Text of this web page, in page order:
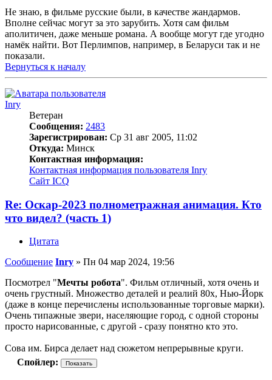
Не знаю, в фильме русские были, в качестве жандармов.
Вполне сейчас могут за это зарубить. Хотя сам фильм
аполитичен, даже меньше романа. А вообще могут где угодно
намёк найти. Вот Перлимпов, например, в Беларуси так и не
показали.
Вернуться к началу
Inry
Ветеран
Сообщения: 2483
Зарегистрирован: Ср 31 авг 2005, 11:02
Откуда: Минск
Контактная информация:
Контактная информация пользователя Inry
Сайт ICQ
Re: Оскар-2023 полнометражная анимация. Кто
что видел? (часть 1)
Цитата
Сообщение Inry » Пн 04 мар 2024, 19:56
Посмотрел "Мечты робота". Фильм отличный, хотя очень и
очень грустный. Множество деталей и реалий 80х, Нью-Йорк
(даже в конце перечислены использованные торговые марки).
Очень типажные звери, населяющие город, с одной стороны
просто нарисованные, с другой - сразу понятно кто это.
Сова им. Бирса делает над сюжетом непрерывные круги.
Спойлер: